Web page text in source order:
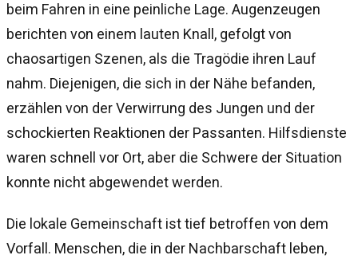
beim Fahren in eine peinliche Lage. Augenzeugen
berichten von einem lauten Knall, gefolgt von
chaosartigen Szenen, als die Tragödie ihren Lauf
nahm. Diejenigen, die sich in der Nähe befanden,
erzählen von der Verwirrung des Jungen und der
schockierten Reaktionen der Passanten. Hilfsdienste
waren schnell vor Ort, aber die Schwere der Situation
konnte nicht abgewendet werden.
Die lokale Gemeinschaft ist tief betroffen von dem
Vorfall. Menschen, die in der Nachbarschaft leben,